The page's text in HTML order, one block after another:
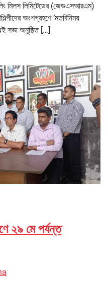
মিলস লিমিটেডের (জেডএসআরএম)
অংশগ্রহণে ‘মতবিনিময়
সভা অনুষ্ঠিত […]
২৯ মে পর্যন্ত